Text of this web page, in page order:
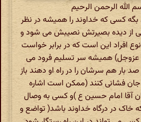
الله الرحمن الرحیم
کسی که خداوند را همیشه در نظر
از دیده بصیرتش نصیبش می شود و
افراد این است که در برابر خواست
همیشه سر تسلیم فرود می
صد بار هم سرشان را در راه او دهند باز
فشانی کنند (ممکن است اشاره
آقا امام حسین ع )و کسی به وصال
در درگاه خداوند باشد( تواضع و